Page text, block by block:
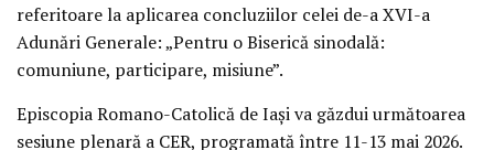
referitoare la aplicarea concluziilor celei de-a XVI-a
Adunări Generale: „Pentru o Biserică sinodală:
comuniune, participare, misiune”.
Episcopia Romano-Catolică de Iași va găzdui următoarea
sesiune plenară a CER, programată între 11-13 mai 2026.